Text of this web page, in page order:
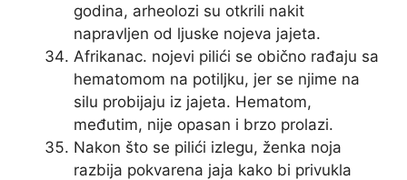
godina, arheolozi su otkrili nakit
napravljen od ljuske nojeva jajeta.
Afrikanac. nojevi pilići se obično rađaju sa
hematomom na potiljku, jer se njime na
silu probijaju iz jajeta. Hematom,
međutim, nije opasan i brzo prolazi.
Nakon što se pilići izlegu, ženka noja
razbija pokvarena jaja kako bi privukla